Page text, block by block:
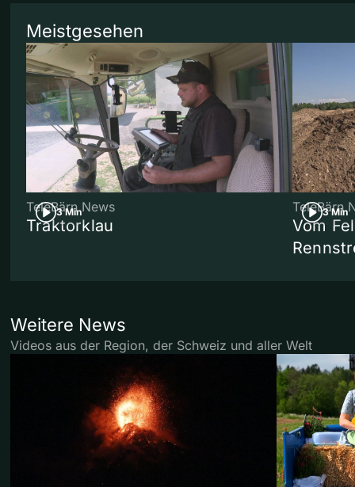
Meistgesehen
3 Min
TeleBärn News
Traktorklau
3 Min
TeleBärn
Vom
Weitere News
Videos aus der Region, der Schweiz und aller Welt